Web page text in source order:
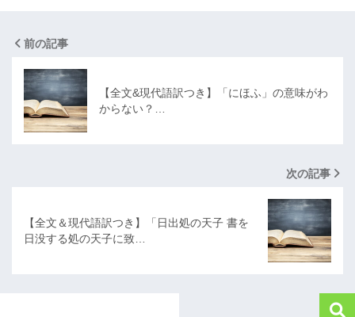
前の記事
【全文&現代語訳つき】「にほふ」の意味がわ
からない？…
次の記事
【全文＆現代語訳つき】「日出処の天子 書を
日没する処の天子に致…